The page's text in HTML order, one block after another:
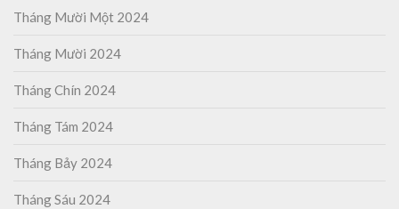
Tháng Mười Một 2024
Tháng Mười 2024
Tháng Chín 2024
Tháng Tám 2024
Tháng Bảy 2024
Tháng Sáu 2024